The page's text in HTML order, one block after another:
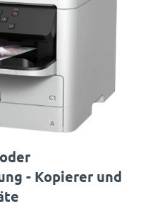
- Kopierer und